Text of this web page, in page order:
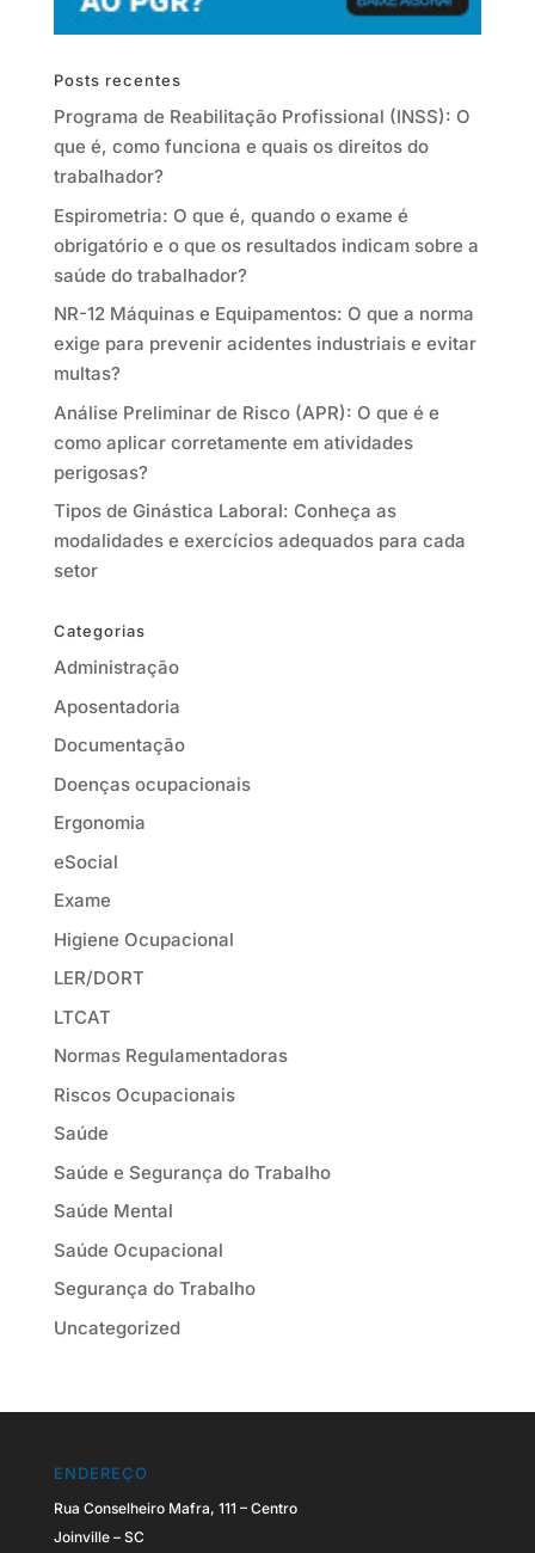
Posts recentes
Programa de Reabilitação Profissional (INSS): O
que é, como funciona e quais os direitos do
trabalhador?
Espirometria: O que é, quando o exame é
obrigatório e o que os resultados indicam sobre a
saúde do trabalhador?
NR-12 Máquinas e Equipamentos: O que a norma
exige para prevenir acidentes industriais e evitar
multas?
Análise Preliminar de Risco (APR): O que é e
como aplicar corretamente em atividades
perigosas?
Tipos de Ginástica Laboral: Conheça as
modalidades e exercícios adequados para cada
setor
Categorias
Administração
Aposentadoria
Documentação
Doenças ocupacionais
Ergonomia
eSocial
Exame
Higiene Ocupacional
LER/DORT
LTCAT
Normas Regulamentadoras
Riscos Ocupacionais
Saúde
Saúde e Segurança do Trabalho
Saúde Mental
Saúde Ocupacional
Segurança do Trabalho
Uncategorized
ENDEREÇO
Rua Conselheiro Mafra, 111 – Centro
Joinville – SC